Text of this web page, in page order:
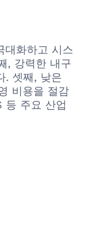
대화하고 시스
, 강력한 내구
. 셋째, 낮은
비용을 절감
등 주요 산업